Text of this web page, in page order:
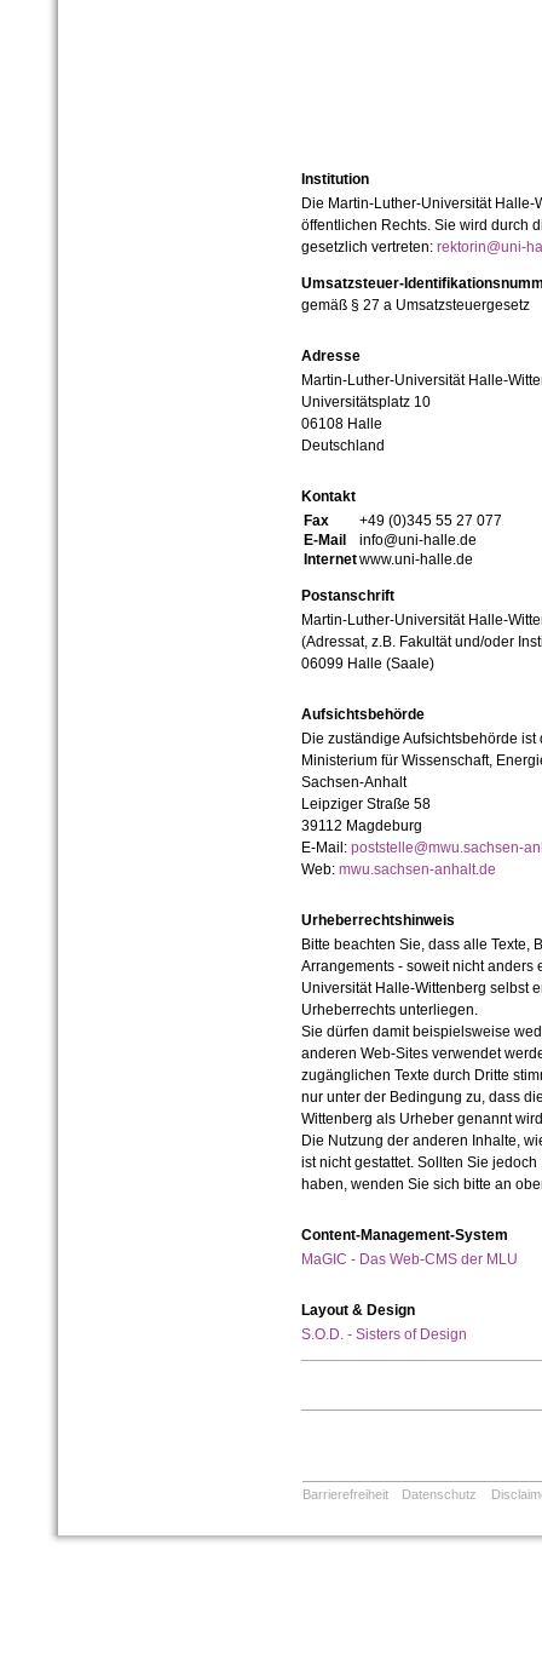
Institution
Die Martin-Luther-Universität
öffentlichen Rechts. Sie wird durch
gesetzlich vertreten: rektorin@uni-
Umsatzsteuer-
gemäß § 27 a Umsatzsteuergesetz
Adresse
Martin-Luther-Universität Halle-
Universitätsplatz 10
06108 Halle
Deutschland
Kontakt
Fax
+49 (0)345 55 27 077
E-Mail
info@uni-halle.de
Internetwww.uni-halle.de
Postanschrift
Martin-Luther-Universität Halle-
(Adressat, z.B. Fakultät und/oder
06099 Halle (Saale)
Aufsichtsbehörde
Die zuständige Aufsichtsbehörde ist
Ministerium für Wissenschaft,
Sachsen-Anhalt
Leipziger Straße 58
39112 Magdeburg
E-Mail: poststelle@mwu.sachsen-
Web: mwu.sachsen-anhalt.de
Urheberrechtshinweis
Bitte beachten Sie, dass alle Texte,
Arrangements - soweit nicht anders
Universität Halle-Wittenberg selbst
Urheberrechts unterliegen.
Sie dürfen damit beispielsweise
anderen Web-Sites verwendet
zugänglichen Texte durch Dritte
nur unter der Bedingung zu, dass
Wittenberg als Urheber genannt
Die Nutzung der anderen Inhalte,
ist nicht gestattet. Sollten Sie
haben, wenden Sie sich bitte an
Content-Management-System
MaGIC - Das Web-CMS der MLU
Layout & Design
S.O.D. - Sisters of Design
Barrierefreiheit Datenschutz